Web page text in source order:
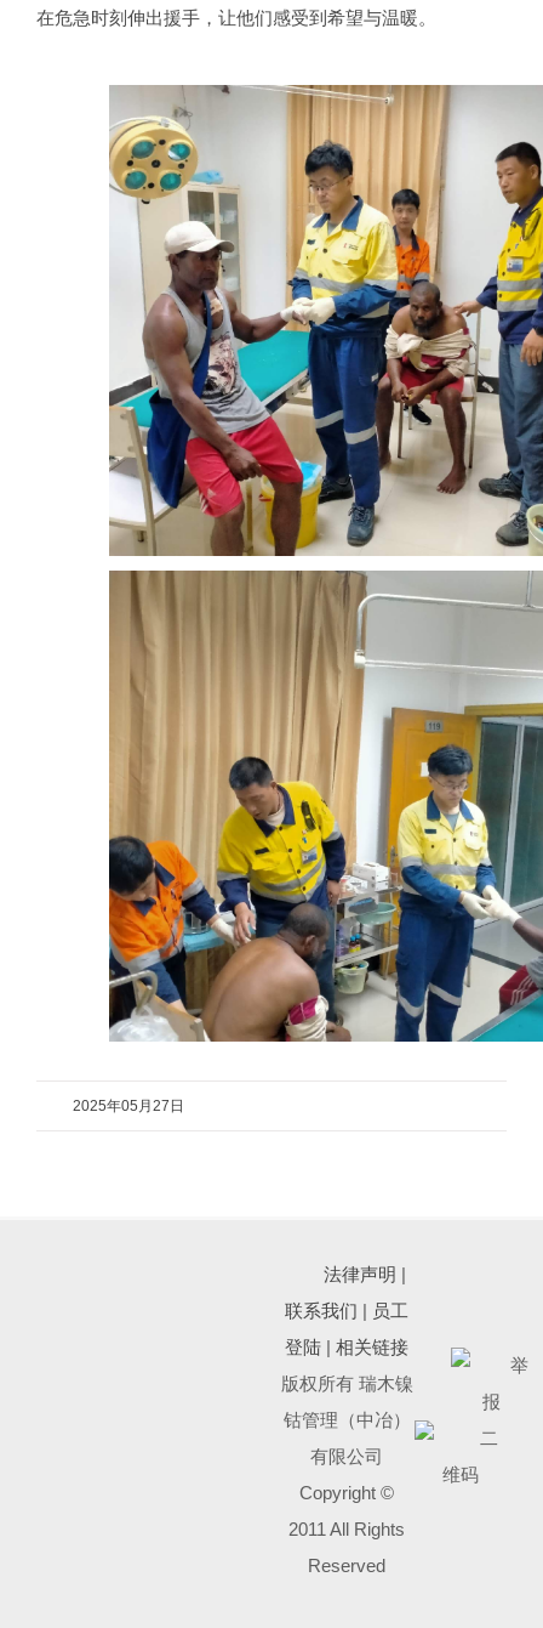
在危急时刻伸出援手，让他们感受到希望与温暖。
2025年05月27日
法律声明 |
联系我们 | 员工
登陆 |相关链接
版权所有 瑞木镍
钴管理（中冶）
有限公司
Copyright ©
2011 All Rights
Reserved